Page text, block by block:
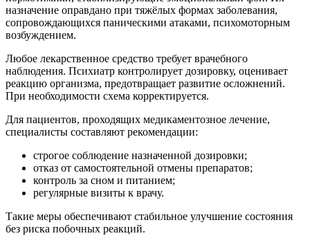
назначение оправдано при тяжёлых формах заболевания,
сопровождающихся паническими атаками, психомоторным
возбуждением.
Любое лекарственное средство требует врачебного
наблюдения. Психиатр контролирует дозировку, оценивает
реакцию организма, предотвращает развитие осложнений.
При необходимости схема корректируется.
Для пациентов, проходящих медикаментозное лечение,
специалисты составляют рекомендации:
строгое соблюдение назначенной дозировки;
отказ от самостоятельной отмены препаратов;
контроль за сном и питанием;
регулярные визиты к врачу.
Такие меры обеспечивают стабильное улучшение состояния
без риска побочных реакций.